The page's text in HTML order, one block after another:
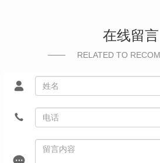
在线留言
RELATED TO